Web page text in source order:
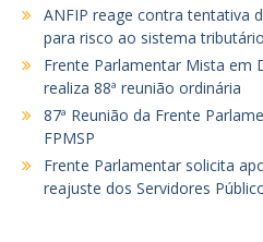
ANFIP reage contra tentativa
para risco ao sistema tributário
Frente Parlamentar Mista em
realiza 88ª reunião ordinária
87ª Reunião da Frente
FPMSP
Frente Parlamentar solicita
reajuste dos Servidores